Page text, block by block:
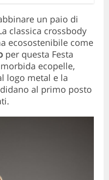
un paio di
classica crossbody
ecosostenibile come
per questa Festa
ecopelle,
logo metal e la
al primo posto